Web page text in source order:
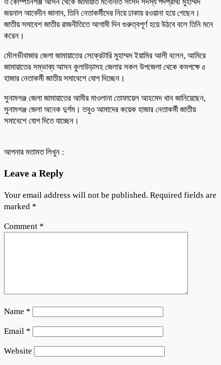
জয়নাল আবেদীন জানান, তিনি নেতাকর্মীদের নিয়ে ঢাকায় রওয়ানা হয়ে গেছেন।
জাতীয় সমাবেশ জাতীয় রাজনীতিতে আগামী দিন গুরুত্বপূর্ণ হয়ে উঠবে বলে তিনি মনে
করেন।
মৌলভীবাজার জেলা জামায়াতের সেক্রেটারি মুহাম্মদ ইয়ামির আলী বলেন, আমিরে
জামায়াতের সম্ভাব্য আসন কুলাউড়াসহ জেলার সকল উপজেলা থেকে কমপক্ষে ৫
হাজার নেতাকর্মী জাতীয় সমাবেশে যোগ দিচ্ছেন।
সুনামগঞ্জ জেলা জামায়াতের আমীর মাওলানা তোফায়েল আহমেদ খান জানিয়েছেন,
সুনামগঞ্জ জেলা অনেক দুর্গম। তবুও আমাদের কয়েক হাজার নেতাকর্মী জাতীয়
সমাবেশে যোগ দিতে যাচ্ছেন।
আপনার মতামত লিখুন :
Leave a Reply
Your email address will not be published. Required fields are
marked *
Comment *
Name *
Email *
Website